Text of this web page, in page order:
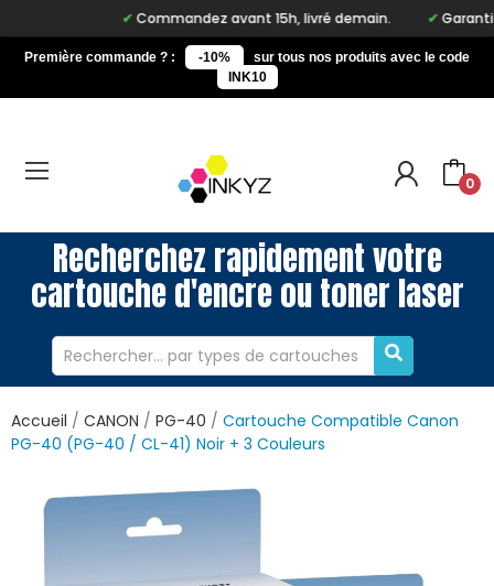
Commandez avant 15h, livré demain. Garantie à
Première commande ? : -10%
sur tous nos produits avec le code
INK10
0
Recherchez rapidement votre
cartouche d'encre ou toner laser
Accueil CANON PG-40
Cartouche Compatible Canon
PG-40 (PG-40 / CL-41) Noir + 3 Couleurs